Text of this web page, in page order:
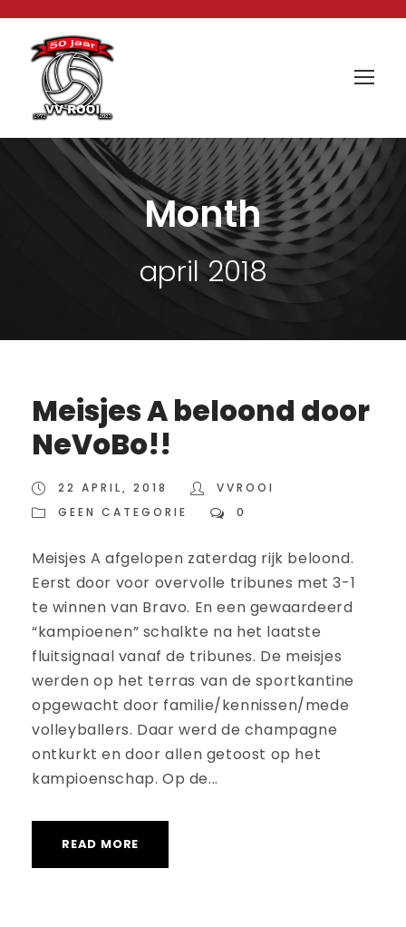
Month
april 2018
Meisjes A beloond door
NeVoBo!!
22 APRIL, 2018
VVROOI
GEEN CATEGORIE
0
Meisjes A afgelopen zaterdag rijk beloond.
Eerst door voor overvolle tribunes met 3-1
te winnen van Bravo. En een gewaardeerd
“kampioenen” schalkte na het laatste
fluitsignaal vanaf de tribunes. De meisjes
werden op het terras van de sportkantine
opgewacht door familie/kennissen/mede
volleyballers. Daar werd de champagne
ontkurkt en door allen getoost op het
kampioenschap. Op de...
READ MORE